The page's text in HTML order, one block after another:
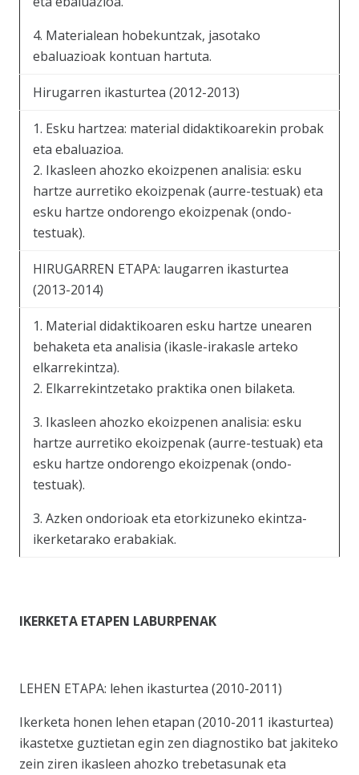
4. Materialean hobekuntzak, jasotako
ebaluazioak kontuan hartuta.
Hirugarren ikasturtea (2012-2013)
1. Esku hartzea: material didaktikoarekin probak
eta ebaluazioa.
2. Ikasleen ahozko ekoizpenen analisia: esku
hartze aurretiko ekoizpenak (aurre-testuak) eta
esku hartze ondorengo ekoizpenak (ondo-
testuak).
HIRUGARREN ETAPA: laugarren ikasturtea
(2013-2014)
1. Material didaktikoaren esku hartze unearen
behaketa eta analisia (ikasle-irakasle arteko
elkarrekintza).
2. Elkarrekintzetako praktika onen bilaketa.
3. Ikasleen ahozko ekoizpenen analisia: esku
hartze aurretiko ekoizpenak (aurre-testuak) eta
esku hartze ondorengo ekoizpenak (ondo-
testuak).
3. Azken ondorioak eta etorkizuneko ekintza-
ikerketarako erabakiak.
IKERKETA ETAPEN LABURPENAK
LEHEN ETAPA: lehen ikasturtea (2010-2011)
Ikerketa honen lehen etapan (2010-2011 ikasturtea)
ikastetxe guztietan egin zen diagnostiko bat jakiteko
zein ziren ikasleen ahozko trebetasunak eta